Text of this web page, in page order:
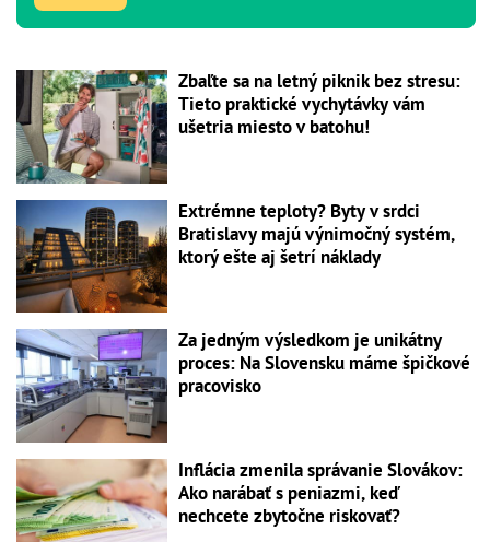
Zbaľte sa na letný piknik bez stresu:
Tieto praktické vychytávky vám
ušetria miesto v batohu!
Extrémne teploty? Byty v srdci
Bratislavy majú výnimočný systém,
ktorý ešte aj šetrí náklady
Za jedným výsledkom je unikátny
proces: Na Slovensku máme špičkové
pracovisko
Inflácia zmenila správanie Slovákov:
Ako narábať s peniazmi, keď
nechcete zbytočne riskovať?